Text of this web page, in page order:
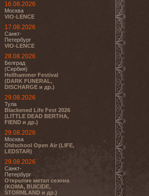
16.08.2026
Москва
VIO-LENCE
17.08.2026
Санкт-
Петербург
VIO-LENCE
28.08.2026
Белград
(Сербия)
Hellhammer Festival
(DARK FUNERAL,
DISCHARGE и др.)
29.08.2026
Тула
Blackened Life Fest 2026
(LITTLE DEAD BERTHA,
FIEND и др.)
29.08.2026
Москва
Oldschool Open Air (LIFE,
LEDSTAR)
29.08.2026
Санкт-
Петербург
Открытие метал сезона
(KOMA, BUICIDE,
STORMLAND и др.)